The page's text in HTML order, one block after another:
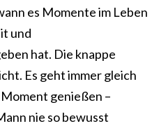
es Momente im Leben
und
hat. Die knappe
Es geht immer gleich
genießen –
nie so bewusst